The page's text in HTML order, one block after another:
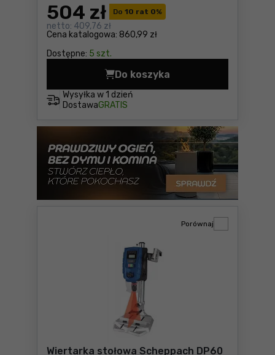
Do 10 rat 0%
Cena katalogowa: 860,99 zł
504 zł
netto: 409,76 zł
Dostępne: 5 szt.
Wysyłka w 1 dzień
DostawaGRATIS
Do koszyka
Wiertarka stołowa
Wiertarka stołowa Scheppach DP60
Porównaj